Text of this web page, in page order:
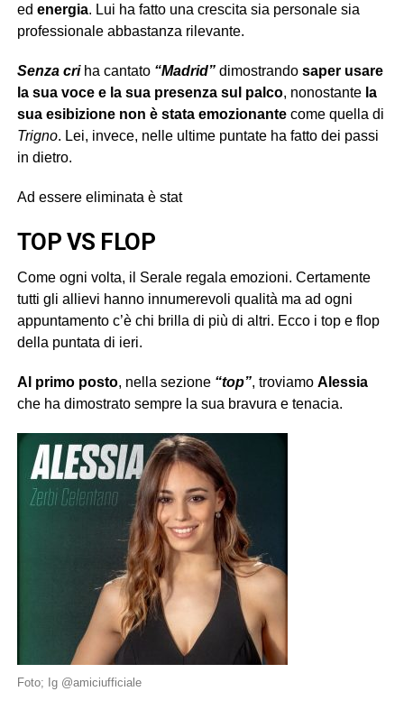
ed energia. Lui ha fatto una crescita sia personale sia
professionale abbastanza rilevante.
Senza criha cantato “Madrid” dimostrando saper usare
la sua voce e la sua presenza sul palco, nonostante la
sua esibizione non è stata emozionante come quella di
Trigno. Lei, invece, nelle ultime puntate ha fatto dei passi
in dietro.
Ad essere eliminata è stat
TOP VS FLOP
Come ogni volta, il Serale regala emozioni. Certamente
tutti gli allievi hanno innumerevoli qualità ma ad ogni
appuntamento c’è chi brilla di più di altri. Ecco i top e flop
della puntata di ieri.
Al primo posto, nella sezione “top”, troviamo Alessia
che ha dimostrato sempre la sua bravura e tenacia.
Foto; Ig @amiciufficiale